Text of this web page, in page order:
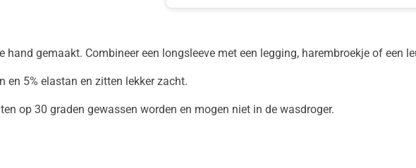
gemaakt. Combineer een longsleeve met een legging, harembroekje of een
en 5% elastan en zitten lekker zacht.
op 30 graden gewassen worden en mogen niet in de wasdroger.